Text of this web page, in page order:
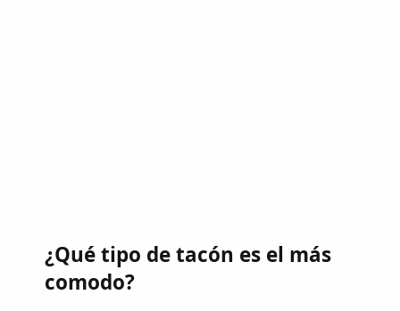
¿Qué tipo de tacón es el más
comodo?